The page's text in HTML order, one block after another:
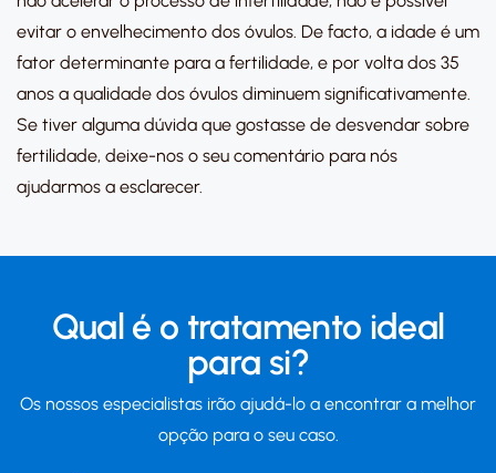
evitar o envelhecimento dos óvulos. De facto, a idade é um
fator determinante para a fertilidade, e por volta dos 35
anos a qualidade dos óvulos diminuem significativamente.
Se tiver alguma dúvida que gostasse de desvendar sobre
fertilidade, deixe-nos o seu comentário para nós
ajudarmos a esclarecer.
Qual é o tratamento ideal
para si?
Os nossos especialistas irão ajudá-lo a encontrar a melhor
opção para o seu caso.